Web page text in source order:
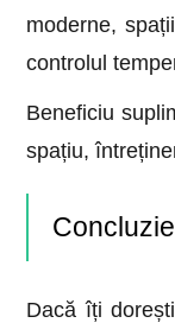
moderne,
controlul
Beneficiu
spațiu,
Dacă îți